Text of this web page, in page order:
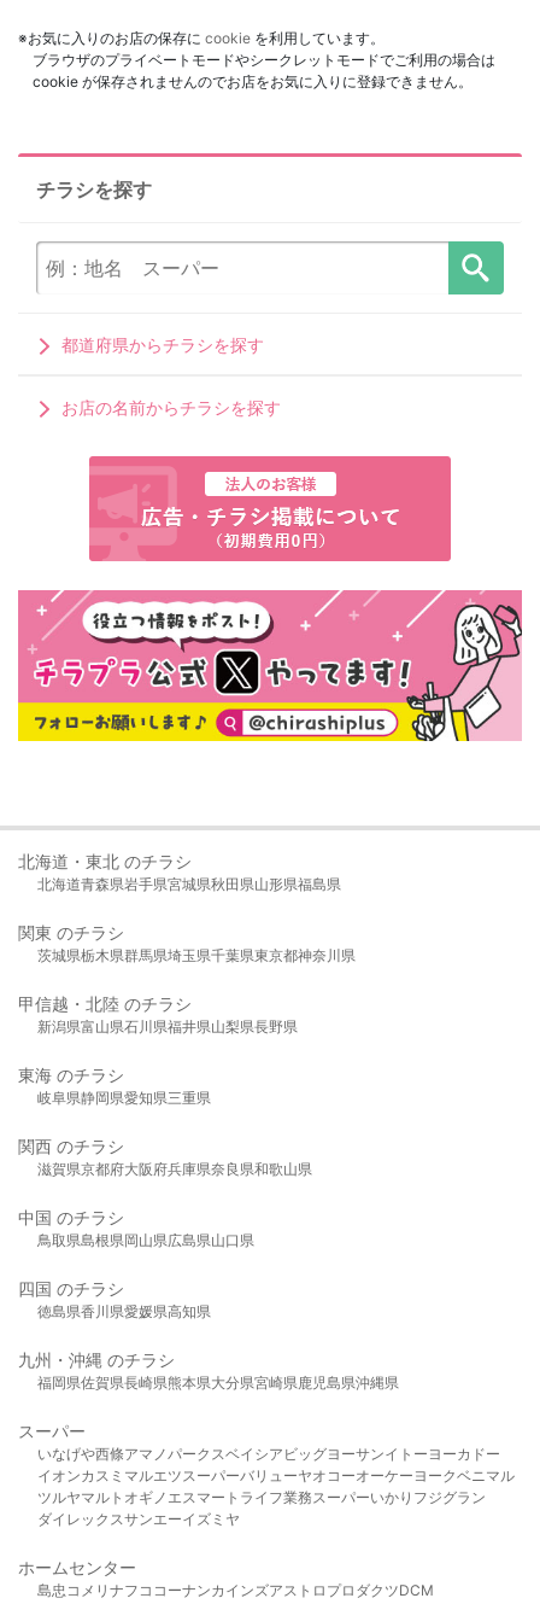
※お気に入りのお店の保存に cookie を利用しています。
ブラウザのプライベートモードやシークレットモードでご利用の場合は
cookie が保存されませんのでお店をお気に入りに登録できません。
チラシを探す
都道府県からチラシを探す
お店の名前からチラシを探す
北海道・東北 のチラシ
北海道青森県岩手県宮城県秋田県山形県福島県
関東 のチラシ
茨城県栃木県群馬県埼玉県千葉県東京都神奈川県
甲信越・北陸 のチラシ
新潟県富山県石川県福井県山梨県長野県
東海 のチラシ
岐阜県静岡県愛知県三重県
関西 のチラシ
滋賀県京都府大阪府兵庫県奈良県和歌山県
中国 のチラシ
鳥取県島根県岡山県広島県山口県
四国 のチラシ
徳島県香川県愛媛県高知県
九州・沖縄 のチラシ
福岡県佐賀県長崎県熊本県大分県宮崎県鹿児島県沖縄県
スーパー
いなげや西條アマノパークスベイシア ビッグヨーサンイトーヨーカドー
イオンカスミ マルエツスーパーバリューヤオコーオーケー ヨークベニマル
ツルヤマルト オギノ エスマート ライフ業務スーパーいかり フジグラン
ダイレックスサンエーイズミヤ
ホームセンター
島忠 コメリ ナフコ コーナンカインズアストロプロダクツDCM